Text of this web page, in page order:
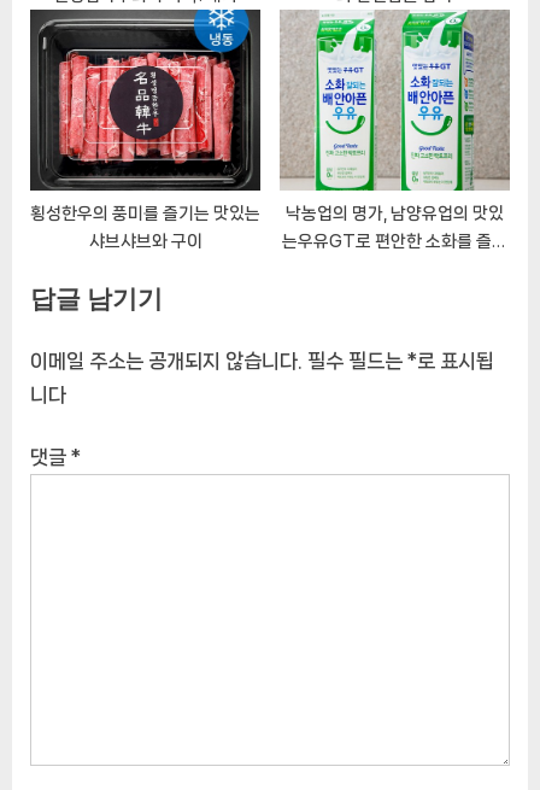
횡성한우의 풍미를 즐기는 맛있는
샤브샤브와 구이
낙농업의 명가, 남양유업의 맛있
는우유GT로 편안한 소화를 즐겨
답글 남기기
이메일 주소는 공개되지 않습니다. 필수 필드는 *로 표시됩
니다
댓글 *